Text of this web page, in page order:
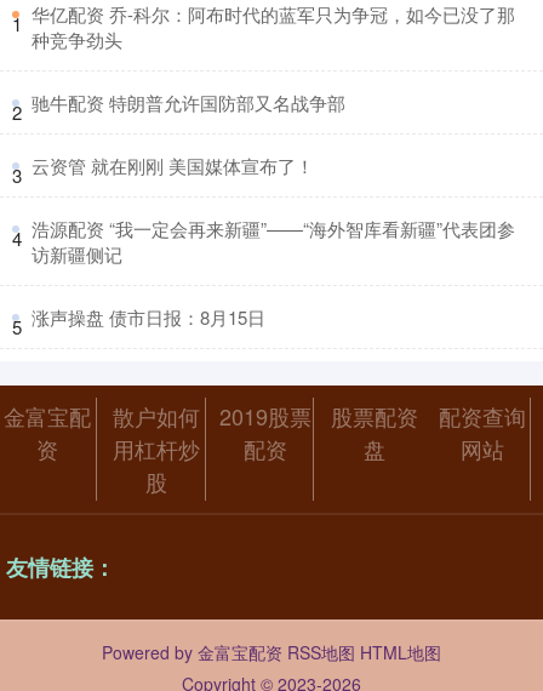
1 ​华亿配资 乔-科尔：阿布时代的蓝军只为争冠，如今已没了那
种竞争劲头
2 ​驰牛配资 特朗普允许国防部又名战争部
3 ​云资管 就在刚刚 美国媒体宣布了！
4 ​浩源配资 “我一定会再来新疆”——“海外智库看新疆”代表团参
访新疆侧记
5 ​涨声操盘 债市日报：8月15日
金富宝配
资
散户如何
用杠杆炒
股
2019股票
配资
股票配资
盘
配资查询
网站
友情链接：
Powered by 金富宝配资 RSS地图 HTML地图
Copyright © 2023-2026